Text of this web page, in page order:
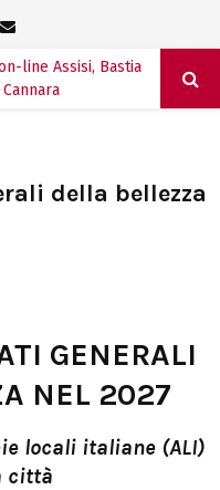
Email
della bellezza
GENERALI
NEL 2027
locali italiane (ALI)
città